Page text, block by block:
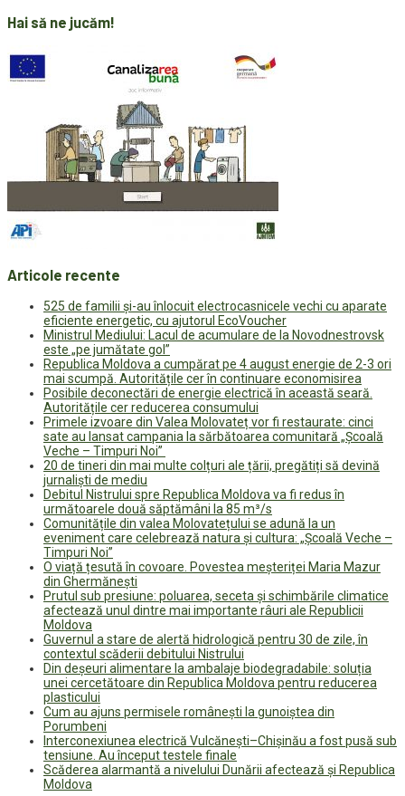
Hai să ne jucăm!
Articole recente
525 de familii și-au înlocuit electrocasnicele vechi cu aparate
eficiente energetic, cu ajutorul EcoVoucher
Ministrul Mediului: Lacul de acumulare de la Novodnestrovsk
este „pe jumătate gol”
Republica Moldova a cumpărat pe 4 august energie de 2-3 ori
mai scumpă. Autoritățile cer în continuare economisirea
Posibile deconectări de energie electrică în această seară.
Autoritățile cer reducerea consumului
Primele izvoare din Valea Molovateț vor fi restaurate: cinci
sate au lansat campania la sărbătoarea comunitară „Școală
Veche – Timpuri Noi”
20 de tineri din mai multe colțuri ale țării, pregătiți să devină
jurnaliști de mediu
Debitul Nistrului spre Republica Moldova va fi redus în
următoarele două săptămâni la 85 m³/s
Comunitățile din valea Molovatețului se adună la un
eveniment care celebrează natura și cultura: „Școală Veche –
Timpuri Noi”
O viață țesută în covoare. Povestea meșteriței Maria Mazur
din Ghermănești
Prutul sub presiune: poluarea, seceta și schimbările climatice
afectează unul dintre mai importante râuri ale Republicii
Moldova
Guvernul a stare de alertă hidrologică pentru 30 de zile, în
contextul scăderii debitului Nistrului
Din deșeuri alimentare la ambalaje biodegradabile: soluția
unei cercetătoare din Republica Moldova pentru reducerea
plasticului
Cum au ajuns permisele românești la gunoiștea din
Porumbeni
Interconexiunea electrică Vulcănești–Chișinău a fost pusă sub
tensiune. Au început testele finale
Scăderea alarmantă a nivelului Dunării afectează și Republica
Moldova